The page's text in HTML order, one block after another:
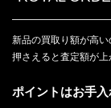
新品の買取り額が高
押さえると査定額が上
ポイントはお手入